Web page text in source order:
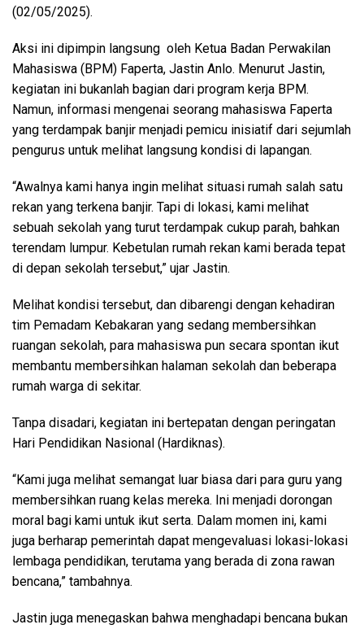
(02/05/2025).
Aksi ini dipimpin langsung oleh Ketua Badan Perwakilan
Mahasiswa (BPM) Faperta, Jastin Anlo. Menurut Jastin,
kegiatan ini bukanlah bagian dari program kerja BPM.
Namun, informasi mengenai seorang mahasiswa Faperta
yang terdampak banjir menjadi pemicu inisiatif dari sejumlah
pengurus untuk melihat langsung kondisi di lapangan.
“Awalnya kami hanya ingin melihat situasi rumah salah satu
rekan yang terkena banjir. Tapi di lokasi, kami melihat
sebuah sekolah yang turut terdampak cukup parah, bahkan
terendam lumpur. Kebetulan rumah rekan kami berada tepat
di depan sekolah tersebut,” ujar Jastin.
Melihat kondisi tersebut, dan dibarengi dengan kehadiran
tim Pemadam Kebakaran yang sedang membersihkan
ruangan sekolah, para mahasiswa pun secara spontan ikut
membantu membersihkan halaman sekolah dan beberapa
rumah warga di sekitar.
Tanpa disadari, kegiatan ini bertepatan dengan peringatan
Hari Pendidikan Nasional (Hardiknas).
“Kami juga melihat semangat luar biasa dari para guru yang
membersihkan ruang kelas mereka. Ini menjadi dorongan
moral bagi kami untuk ikut serta. Dalam momen ini, kami
juga berharap pemerintah dapat mengevaluasi lokasi-lokasi
lembaga pendidikan, terutama yang berada di zona rawan
bencana,” tambahnya.
Jastin juga menegaskan bahwa menghadapi bencana bukan